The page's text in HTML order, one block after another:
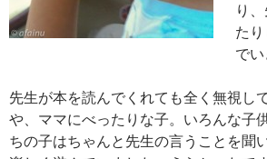
り
た
でい
先生が本を読んでくれても全く無視し
や、ママにべったりな子。いろんな子
ちの子はちゃんと先生の言うことを聞